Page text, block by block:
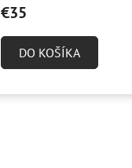
z
5
hviezdičiek.
€35
DO KOŠÍKA